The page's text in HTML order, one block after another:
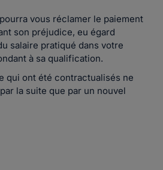
vous réclamer le paiement
son préjudice, eu égard
salaire pratiqué dans votre
à sa qualification.
qui ont été contractualisés ne
la suite que par un nouvel